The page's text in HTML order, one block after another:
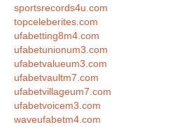
sportsrecords4u.com
topceleberites.com
ufabetting8m4.com
ufabetunionum3.com
ufabetvalueum3.com
ufabetvaultm7.com
ufabetvillageum7.com
ufabetvoicem3.com
waveufabetm4.com